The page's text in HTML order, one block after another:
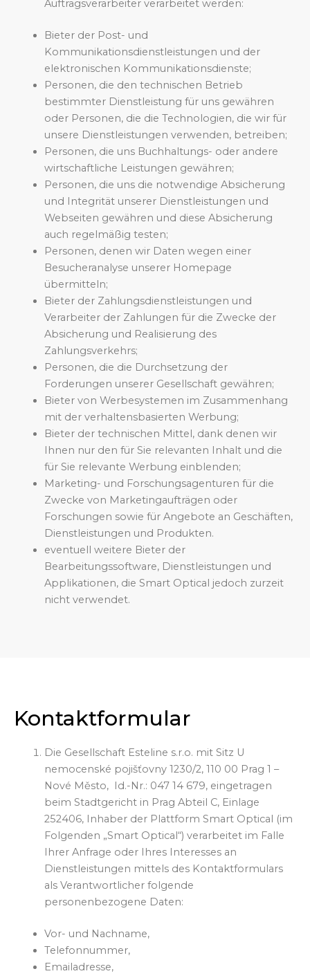
Auftragsverarbeiter verarbeitet werden:
Bieter der Post- und
Kommunikationsdienstleistungen und der
elektronischen Kommunikationsdienste;
Personen, die den technischen Betrieb
bestimmter Dienstleistung für uns gewähren
oder Personen, die die Technologien, die wir für
unsere Dienstleistungen verwenden, betreiben;
Personen, die uns Buchhaltungs- oder andere
wirtschaftliche Leistungen gewähren;
Personen, die uns die notwendige Absicherung
und Integrität unserer Dienstleistungen und
Webseiten gewähren und diese Absicherung
auch regelmäßig testen;
Personen, denen wir Daten wegen einer
Besucheranalyse unserer Homepage
übermitteln;
Bieter der Zahlungsdienstleistungen und
Verarbeiter der Zahlungen für die Zwecke der
Absicherung und Realisierung des
Zahlungsverkehrs;
Personen, die die Durchsetzung der
Forderungen unserer Gesellschaft gewähren;
Bieter von Werbesystemen im Zusammenhang
mit der verhaltensbasierten Werbung;
Bieter der technischen Mittel, dank denen wir
Ihnen nur den für Sie relevanten Inhalt und die
für Sie relevante Werbung einblenden;
Marketing- und Forschungsagenturen für die
Zwecke von Marketingaufträgen oder
Forschungen sowie für Angebote an Geschäften,
Dienstleistungen und Produkten.
eventuell weitere Bieter der
Bearbeitungssoftware, Dienstleistungen und
Applikationen, die Smart Optical jedoch zurzeit
nicht verwendet.
Kontaktformular
Die Gesellschaft Esteline s.r.o. mit Sitz U
nemocenské pojišťovny 1230/2, 110 00 Prag 1 –
Nové Město, Id.-Nr.: 047 14 679, eingetragen
beim Stadtgericht in Prag Abteil C, Einlage
252406, Inhaber der Plattform Smart Optical (im
Folgenden „Smart Optical“) verarbeitet im Falle
Ihrer Anfrage oder Ihres Interesses an
Dienstleistungen mittels des Kontaktformulars
als Verantwortlicher folgende
personenbezogene Daten:
Vor- und Nachname,
Telefonnummer,
Emailadresse,